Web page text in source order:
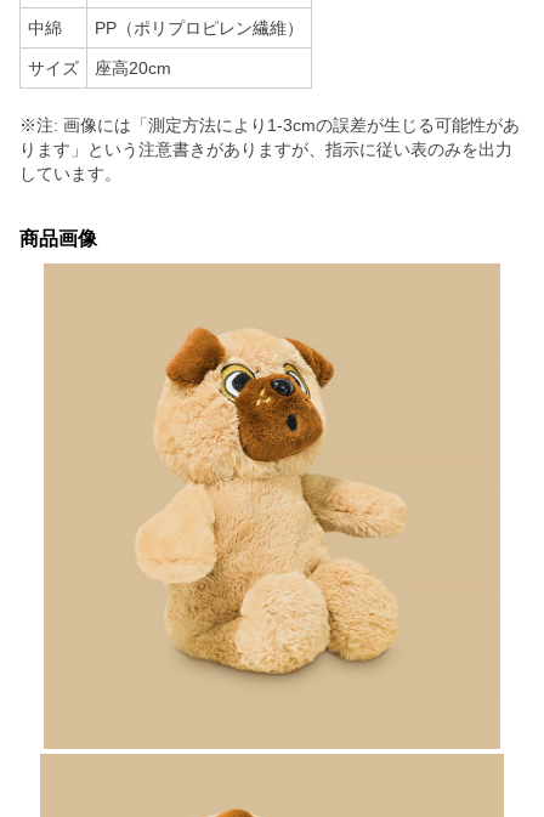
中綿 PP（ポリプロピレン繊維）
サイズ 座高20cm
※注: 画像には「測定方法により1-3cmの誤差が生じる可能性があ
ります」という注意書きがありますが、指示に従い表のみを出力
しています。
商品画像